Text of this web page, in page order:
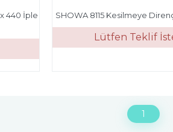
440 İple
SHOWA 8115 Kesilmeye
Lütfen Teklif
1